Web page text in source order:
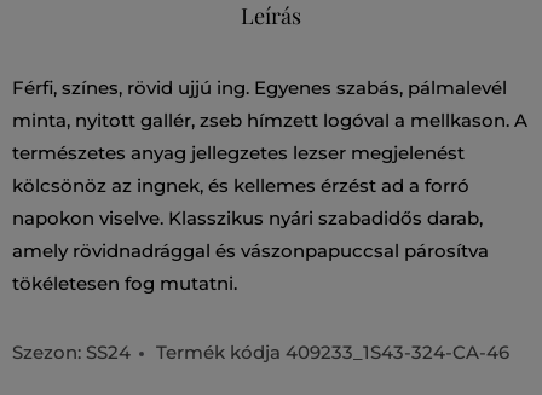
Leírás
Férfi, színes, rövid ujjú ing. Egyenes szabás, pálmalevél
minta, nyitott gallér, zseb hímzett logóval a mellkason. A
természetes anyag jellegzetes lezser megjelenést
kölcsönöz az ingnek, és kellemes érzést ad a forró
napokon viselve. Klasszikus nyári szabadidős darab,
amely rövidnadrággal és vászonpapuccsal párosítva
tökéletesen fog mutatni.
Szezon: SS24 Termék kódja 409233_1S43-324-CA-46